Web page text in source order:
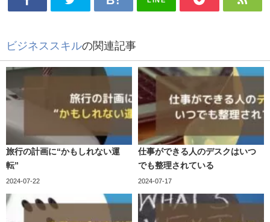
ビジネススキルの関連記事
旅行の計画に“かもしれない運
転”
2024-07-22
仕事ができる人のデスクはいつ
でも整理されている
2024-07-17